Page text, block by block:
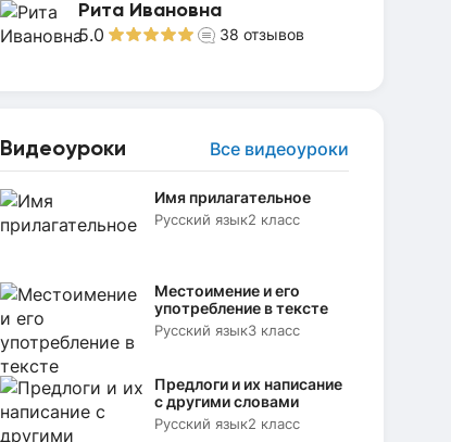
Рита Ивановна
5.0 38 отзывов
Видеоуроки Все видеоуроки
Имя прилагательное
Русский язык2 класс
Местоимение и его
употребление в тексте
Русский язык3 класс
Предлоги и их написание
с другими словами
Русский язык2 класс